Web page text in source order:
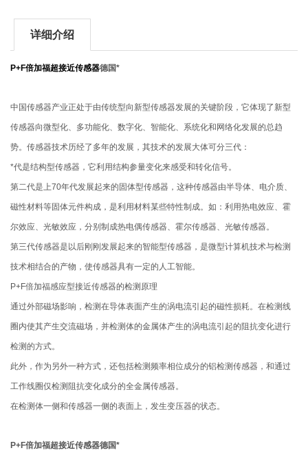
详细介绍
P+F倍加福超接近传感器德国*
中国传感器产业正处于由传统型向新型传感器发展的关键阶段，它体现了新型
传感器向微型化、多功能化、数字化、智能化、系统化和网络化发展的总趋
势。传感器技术历经了多年的发展，其技术的发展大体可分三代：
*代是结构型传感器，它利用结构参量变化来感受和转化信号。
第二代是上70年代发展起来的固体型传感器，这种传感器由半导体、电介质、
磁性材料等固体元件构成，是利用材料某些特性制成。如：利用热电效应、霍
尔效应、光敏效应，分别制成热电偶传感器、霍尔传感器、光敏传感器。
第三代传感器是以后刚刚发展起来的智能型传感器，是微型计算机技术与检测
技术相结合的产物，使传感器具有一定的人工智能。
P+F倍加福感应型接近传感器的检测原理
通过外部磁场影响，检测在导体表面产生的涡电流引起的磁性损耗。在检测线
圈内使其产生交流磁场，并检测体的金属体产生的涡电流引起的阻抗变化进行
检测的方式。
此外，作为另外一种方式，还包括检测频率相位成分的铝检测传感器，和通过
工作线圈仅检测阻抗变化成分的全金属传感器。
在检测体一侧和传感器一侧的表面上，发生变压器的状态。
P+F倍加福超接近传感器德国*